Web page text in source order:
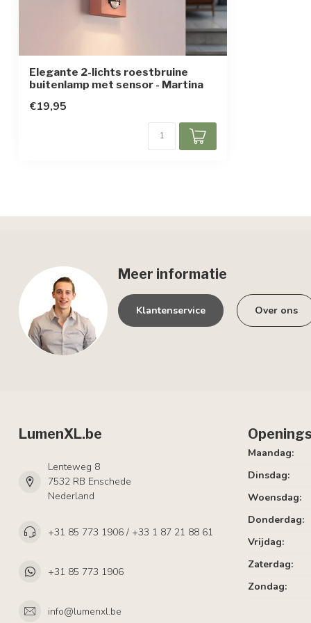
Elegante 2-lichts roestbruine
buitenlamp met sensor - Martina
€19,95
Meer informatie
Klantenservice Over ons
LumenXL.be
Lenteweg 8
7532 RB Enschede
Nederland
+31 85 773 1906 / +33 1 87 21 88 61
+31 85 773 1906
info@lumenxl.be
Maandag:
Dinsdag:
Woensdag:
Donderdag:
Vrijdag:
Zaterdag:
Zondag: